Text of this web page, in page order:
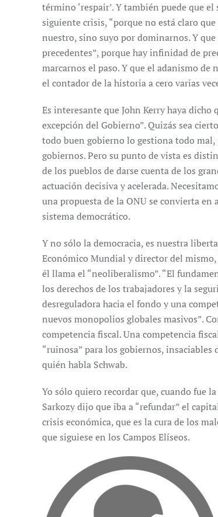
término ‘respair’. Y también puede que
siguiente crisis, “porque no está claro
nuestro, sino suyo por dominarnos. Y
precedentes”, porque hay infinidad de
marcarnos el paso. Y que el adanismo
el contador de la historia a cero varias
Es interesante que John Kerry haya
excepción del Gobierno”. Quizás sea
todo buen gobierno lo gestiona todo
gobiernos. Pero su punto de vista es
de los pueblos de darse cuenta de los
actuación decisiva y acelerada.
una propuesta de la ONU se convierta
sistema democrático.
Y no sólo la democracia, es nuestra
Económico Mundial y director del
él llama el “neoliberalismo”. “El
los derechos de los trabajadores y la
desreguladora hacia el fondo y una
nuevos monopolios globales masivos”.
competencia fiscal. Una competencia
“ruinosa” para los gobiernos, insaciables
quién habla Schwab.
Yo sólo quiero recordar que, cuando fue
Sarkozy dijo que iba a “refundar” el
crisis económica, que es la cura de los
que siguiese en los Campos Elíseos.